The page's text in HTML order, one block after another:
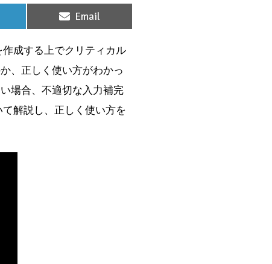
Share
on
Email
成する上でクリティカル
、正しく使い方がわかっ
場合、不適切な入力補完
解説し、正しく使い方を